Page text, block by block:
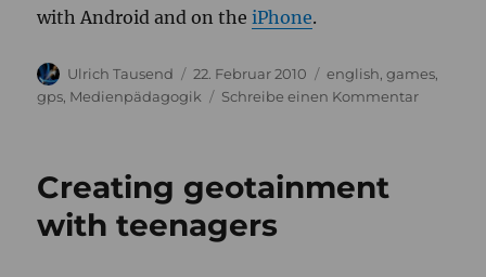
with Android and on theiPhone.
Autor
Ulrich Tausend
Veröffentlicht
am
22. Februar 2010 Kategorien
english ,games
gps Medienpädagogik Schreibe einen Kommentarzu
Creating geotainment
with teenagers